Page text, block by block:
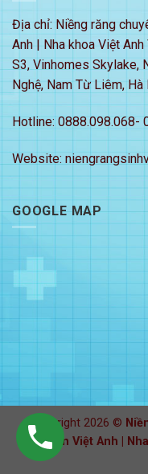
Địa chỉ: Niềng răng
Anh | Nha khoa Việt
S3, Vinhomes Skylake,
Nghệ, Nam Từ Liêm, Hà
Hotline: 0888.098.068-
Website:
GOOGLE MAP
Copyright 2026 ©
Nguyễn Việt Anh |